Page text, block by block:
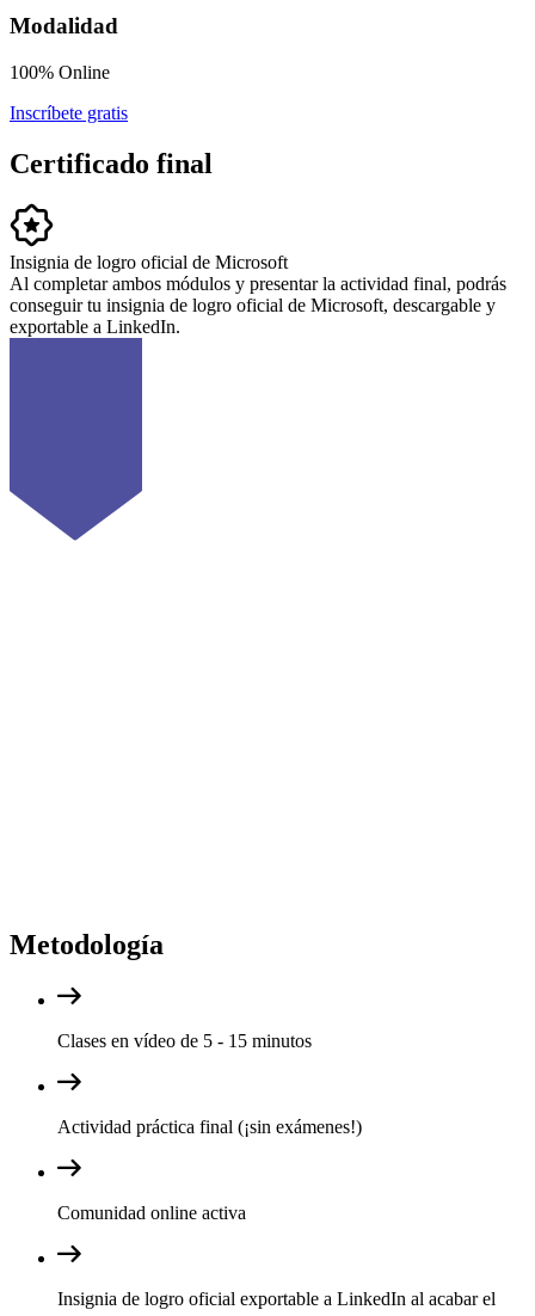
Modalidad
100% Online
Inscríbete gratis
Certificado final
Insignia de logro oficial de Microsoft
Al completar ambos módulos y presentar la actividad final, podrás
conseguir tu insignia de logro oficial de Microsoft, descargable y
exportable a LinkedIn.
Metodología
Clases en vídeo de 5 - 15 minutos
Actividad práctica final (¡sin exámenes!)
Comunidad online activa
Insignia de logro oficial exportable a LinkedIn al acabar el